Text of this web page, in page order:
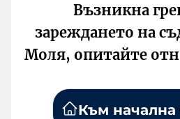
Възникна
зареждането на
Моля, опитайте
Към начална